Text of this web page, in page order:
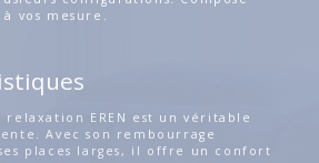
vos mesure.
relaxation EREN est un véritable
Avec son rembourrage
places larges, il offre un confort